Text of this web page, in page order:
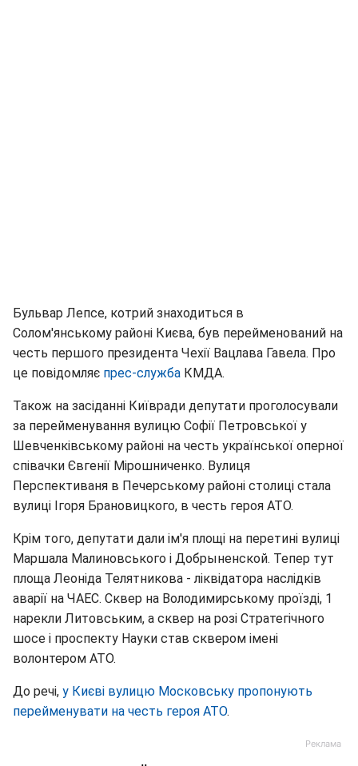
Бульвар Лепсе, котрий знаходиться в
Солом'янському районі Києва, був перейменований на
честь першого президента Чехії Вацлава Гавела. Про
це повідомляє прес-служба КМДА.
Також на засіданні Київради депутати проголосували
за перейменування вулицю Софії Петровської у
Шевченківському районі на честь української оперної
співачки Євгенії Мірошниченко. Вулиця
Перспективаня в Печерському районі столиці стала
вулиці Ігоря Брановицкого, в честь героя АТО.
Крім того, депутати дали ім'я площі на перетині вулиці
Маршала Малиновського і Добрыненской. Тепер тут
площа Леоніда Телятникова - ліквідатора наслідків
аварії на ЧАЕС. Сквер на Володимирському проїзді, 1
нарекли Литовським, а сквер на розі Стратегічного
шосе і проспекту Науки став сквером імені
волонтером АТО.
До речі, у Києві вулицю Московську пропонують
перейменувати на честь героя АТО.